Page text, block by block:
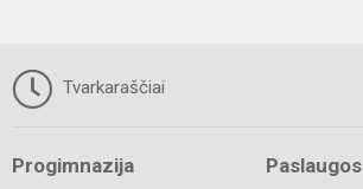
Tvarkaraščiai
Progimnazija Paslaugos